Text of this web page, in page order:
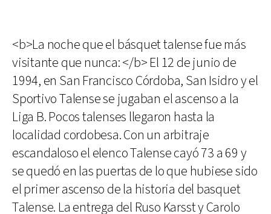
<b>La noche que el básquet talense fue más
visitante que nunca: </b> El 12 de junio de
1994, en San Francisco Córdoba, San Isidro y el
Sportivo Talense se jugaban el ascenso a la
Liga B. Pocos talenses llegaron hasta la
localidad cordobesa. Con un arbitraje
escandaloso el elenco Talense cayó 73 a 69 y
se quedó en las puertas de lo que hubiese sido
el primer ascenso de la historia del basquet
Talense. La entrega del Ruso Karsst y Carolo